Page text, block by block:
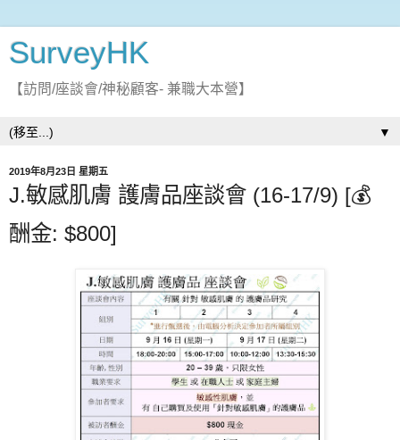
SurveyHK
【訪問/座談會/神秘顧客- 兼職大本營】
▼
2019年8月23日 星期五
J.敏感肌膚 護膚品座談會 (16-17/9) [💰
酬金: $800]